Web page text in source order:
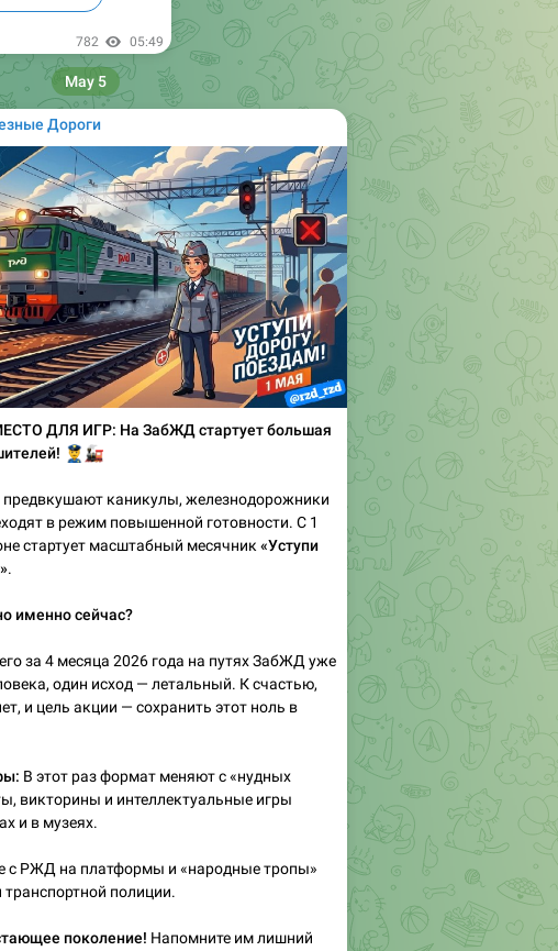
782 05:49
Дороги
ДЛЯ ИГР: На ЗабЖД стартует большая
каникулы, железнодорожники
в режим повышенной готовности. С 1
стартует масштабный месячник«Уступи
.
именно сейчас?
за 4 месяца 2026 года на путях ЗабЖД уже
один исход — летальный. К счастью,
и цель акции — сохранить этот ноль в
В этот раз формат меняют с «нудных
викторины и интеллектуальные игры
и в музеях.
с РЖД на платформы и «народные тропы»
полиции.
поколение! Напомните им лишний
May 5